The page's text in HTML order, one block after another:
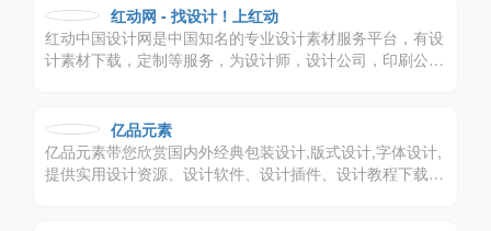
红动网 - 找设计！上红动
红动中国设计网是中国知名的专业设计素材服务平台，有设
计素材下载，定制等服务，为设计师，设计公司，印刷公司
亿品元素
亿品元素带您欣赏国内外经典包装设计,版式设计,字体设计,
提供实用设计资源、设计软件、设计插件、设计教程下载,